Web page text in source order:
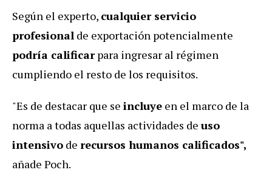
Según el experto, cualquier servicio
profesional de exportación potencialmente
podría calificarpara ingresar al régimen
cumpliendo el resto de los requisitos.
"Es de destacar que se incluye en el marco de la
norma a todas aquellas actividades de uso
intensivo de recursos humanos calificados",
añade Poch.